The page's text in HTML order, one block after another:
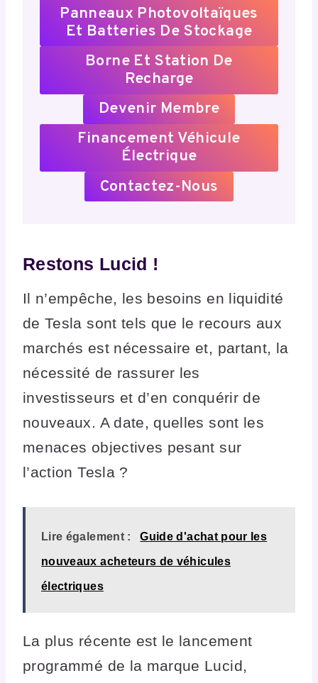
Panneaux Photovoltaïques
Et Batteries De Stockage
Borne Et Station De
Recharge
Devenir Membre
Financement Véhicule
Électrique
Contactez-Nous
Restons Lucid !
Il n’empêche, les besoins en liquidité
de Tesla sont tels que le recours aux
marchés est nécessaire et, partant, la
nécessité de rassurer les
investisseurs et d’en conquérir de
nouveaux. A date, quelles sont les
menaces objectives pesant sur
l’action Tesla ?
Lire également : Guide d'achat pour les
nouveaux acheteurs de véhicules
électriques
La plus récente est le lancement
programmé de la marque Lucid,